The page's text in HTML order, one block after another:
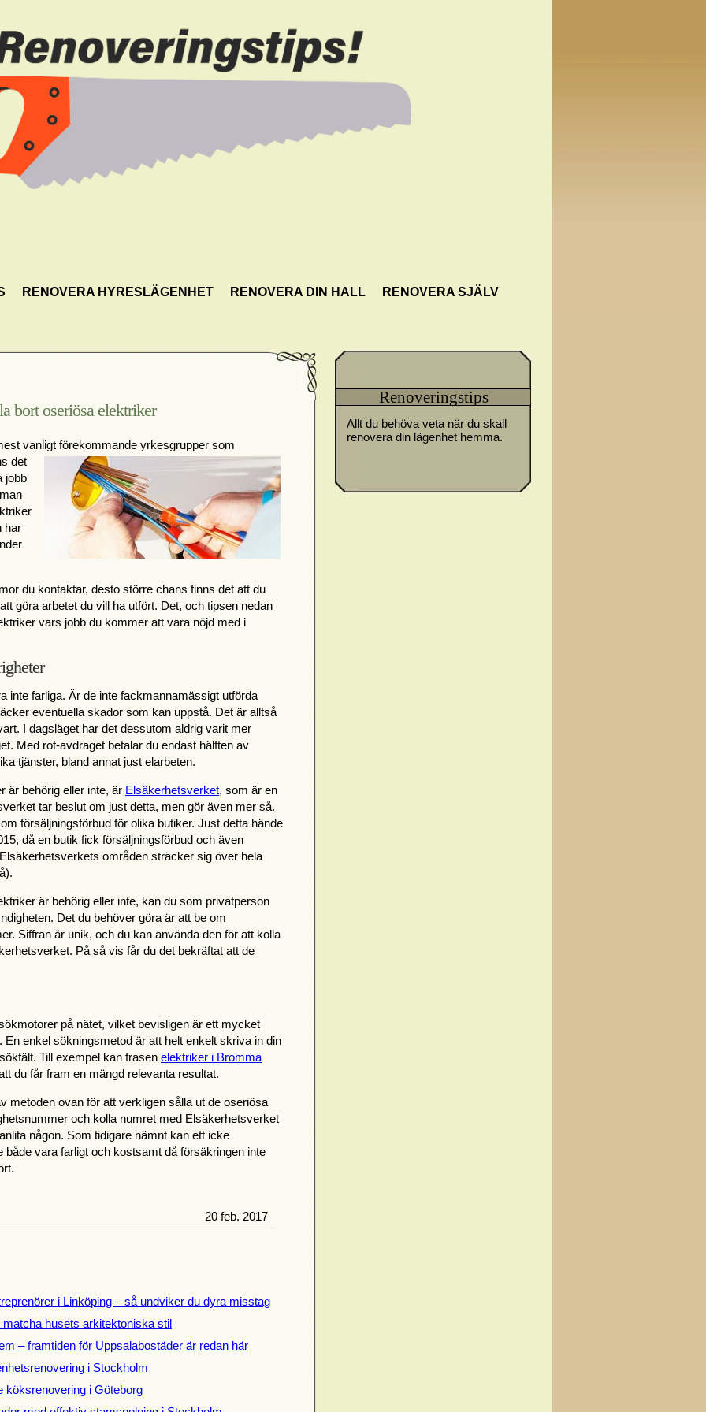
RENOVERA HYRESLÄGENHET RENOVERA DIN HALL RENOVERA SJÄLV
bort oseriösa elektriker
vanligt förekommande yrkesgrupper som
det
jobb
har
du kontaktar, desto större chans finns det att du
göra arbetet du vill ha utfört. Det, och tipsen nedan
vars jobb du kommer att vara nöjd med i
inte farliga. Är de inte fackmannamässigt utförda
eventuella skador som kan uppstå. Det är alltså
I dagsläget har det dessutom aldrig varit mer
Med rot-avdraget betalar du endast hälften av
tjänster, bland annat just elarbeten.
är behörig eller inte, är Elsäkerhetsverket, som är en
tar beslut om just detta, men gör även mer så.
försäljningsförbud för olika butiker. Just detta hände
då en butik fick försäljningsförbud och även
områden sträcker sig över hela
är behörig eller inte, kan du som privatperson
Det du behöver göra är att be om
Siffran är unik, och du kan använda den för att kolla
På så vis får du det bekräftat att de
på nätet, vilket bevisligen är ett mycket
En enkel sökningsmetod är att helt enkelt skriva in din
Till exempel kan frasen elektriker i Bromma
du får fram en mängd relevanta resultat.
metoden ovan för att verkligen sålla ut de oseriösa
och kolla numret med Elsäkerhetsverket
någon. Som tidigare nämnt kan ett icke
vara farligt och kostsamt då försäkringen inte
20 feb. 2017
i Linköping – så undviker du dyra misstag
husets arkitektoniska stil
– framtiden för Uppsalabostäder är redan här
i Stockholm
köksrenovering i Göteborg
Renoveringstips
Allt du behöva veta när du skall
renovera din lägenhet hemma.